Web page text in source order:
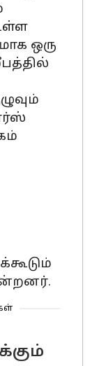
ஒரு